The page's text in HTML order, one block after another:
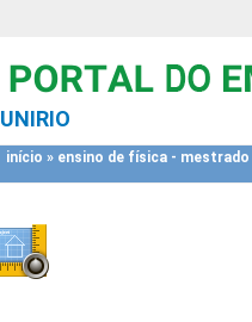
UNIRIO
início » ensino de física -